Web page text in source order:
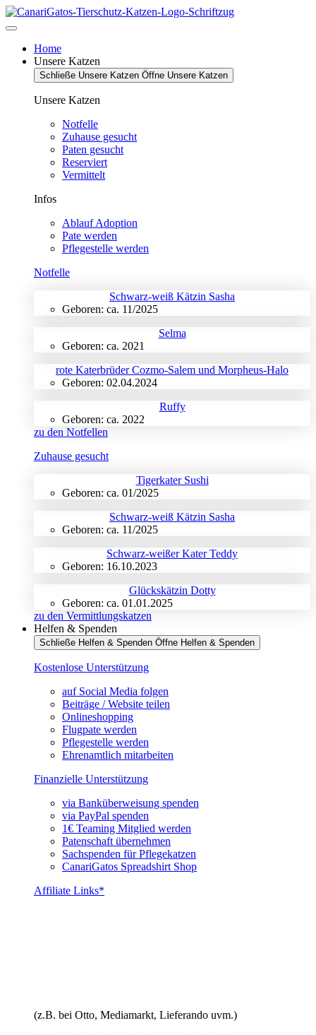
Zum
Inhalt
Home
Unsere Katzen
Schließe Unsere Katzen Öffne Unsere Katzen
Unsere Katzen
Notfelle
Zuhause gesucht
Paten gesucht
Reserviert
Vermittelt
Infos
Ablauf Adoption
Pate werden
Pflegestelle werden
Notfelle
Schwarz-weiß Kätzin Sasha
Geboren: ca. 11/2025
Selma
Geboren: ca. 2021
rote Katerbrüder Cozmo-Salem und Morpheus-Halo
Geboren: 02.04.2024
Ruffy
Geboren: ca. 2022
zu den Notfellen
Zuhause gesucht
Tigerkater Sushi
Geboren: ca. 01/2025
Schwarz-weiß Kätzin Sasha
Geboren: ca. 11/2025
Schwarz-weißer Kater Teddy
Geboren: 16.10.2023
Glückskätzin Dotty
Geboren: ca. 01.01.2025
zu den Vermittlungskatzen
Helfen & Spenden
Schließe Helfen & Spenden Öffne Helfen & Spenden
Kostenlose Unterstützung
auf Social Media folgen
Beiträge / Website teilen
Onlineshopping
Flugpate werden
Pflegestelle werden
Ehrenamtlich mitarbeiten
Finanzielle Unterstützung
via Banküberweisung spenden
via PayPal spenden
1€ Teaming Mitglied werden
Patenschaft übernehmen
Sachspenden für Pflegekatzen
CanariGatos Spreadshirt Shop
Affiliate Links*
(z.B. bei Otto, Mediamarkt, Lieferando uvm.)